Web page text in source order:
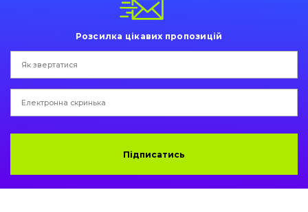
Подушки амортизаційні
Пальці та Втулки
написати
листа
зателефонувати
Розсилка цікавих пропозицій
Підписатись